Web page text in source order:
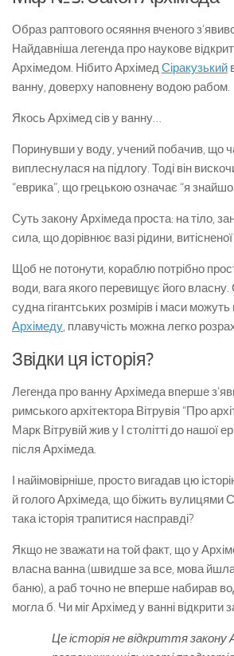
Образ раптового осяяння вченого
Найдавніша легенда про наукове
Архімедом. Нібито АрхімедСіракузький
ванну, доверху наповнену водою рабом.
Якось Архімед сів у ванну…
Поринувши у воду, учений побачив, що
виплеснулася на підлогу. Тоді він
“еврика”, що грецькою означає “я
Суть закону Архімеда проста: на тіло,
сила, що дорівнює вазі рідини,
Щоб не потонути, кораблю потрібно
води, вага якого перевищує його
судна гігантських розмірів і маси
Архімеду, плавучість можна легко
Звідки ця історія?
Легенда про ванну Архімеда вперше
римського архітектора Вітрувія “Про
Марк Вітрувій жив у І столітті до нашої
після Архімеда.
І найімовірніше, просто вигадав цю
й голого Архімеда, що біжить вулицями
така історія трапитися насправді?
Якщо не зважати на той факт, що у
власна ванна (швидше за все, мова
баню), а раб точно не вперше набирав
могла б. Чи міг Архімед у ванні відкрити
Це історія не відкриття закону